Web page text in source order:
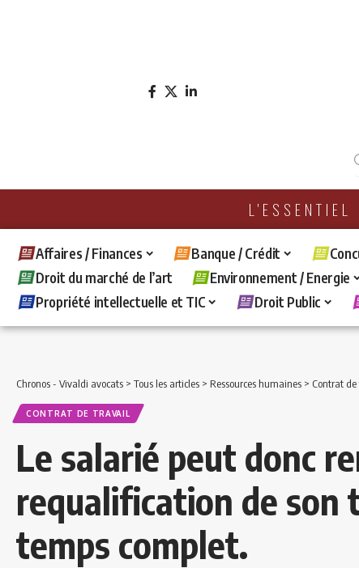
Affaires / Finances Banque / Crédit
Droit du marché de l’art
Environnement / Energie
Propriété intellectuelle et TIC
Droit Public
Chronos - Vivaldi avocats > Tous les articles > Ressources humaines > Contrat
CONTRAT DE TRAVAIL
Le salarié peut donc
requalification de son
temps complet.